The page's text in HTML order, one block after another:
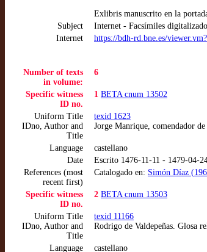
Exlibris manuscrito en la
Subject
Internet - Facsímiles
Internet
https://bdh-rd.bne.es/
Number of texts
in volume:
6
Specific witness
ID no.
1 BETA cnum 13502
Uniform Title
IDno, Author and
Title
texid 1623
Jorge Manrique, comendador
Language
castellano
Date
Escrito 1476-11-11 - 1479-04-
References (most
recent first)
Catalogado en: Simón Díaz
Specific witness
ID no.
2 BETA cnum 13503
Uniform Title
IDno, Author and
Title
texid 11166
Rodrigo de Valdepeñas. Glosa
Language
castellano